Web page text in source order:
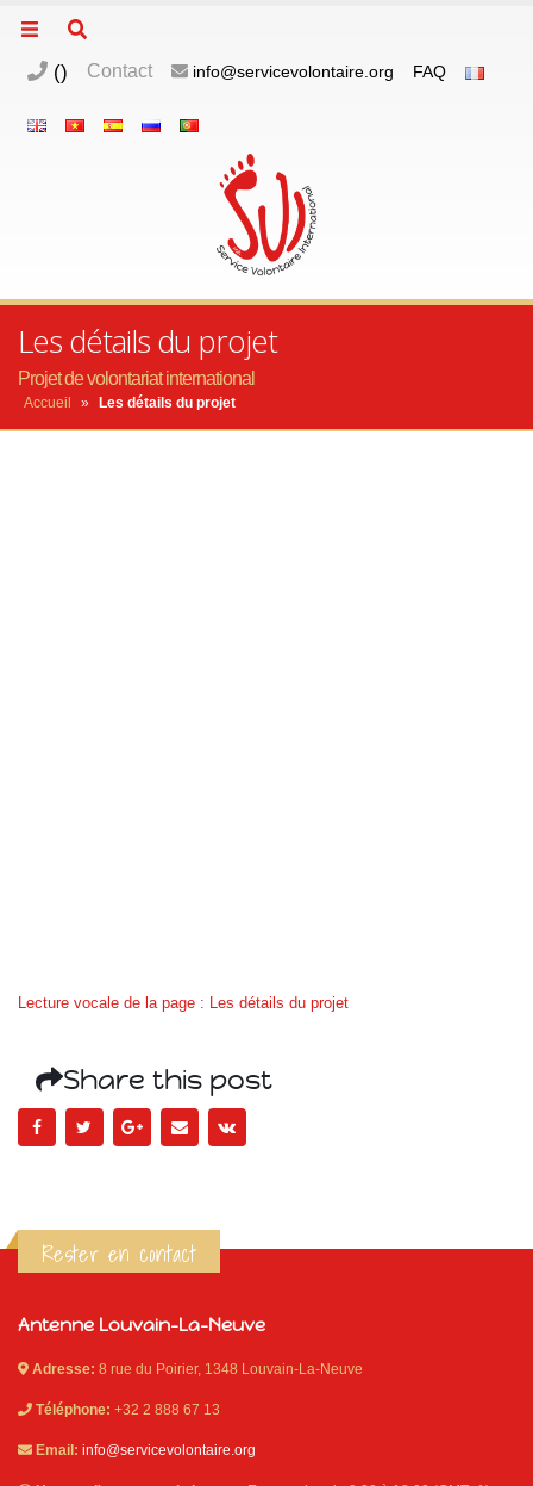
() Contact info@servicevolontaire.org FAQ
Les détails du projet
Projet de volontariat international
Accueil » Les détails du projet
Lecture vocale de la page : Les détails du projet
Share this post
Rester en contact
Antenne Louvain-La-Neuve
Adresse: 8 rue du Poirier, 1348 Louvain-La-Neuve
Téléphone: +32 2 888 67 13
Email: info@servicevolontaire.org